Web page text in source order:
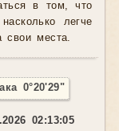
в том, что
легче
свои места.
0°20'29"
02:13:05